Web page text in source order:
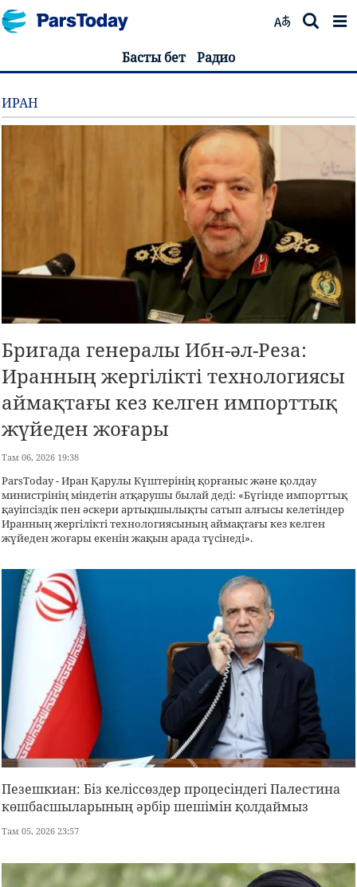
Басты бет Радио
ИРАН
Бригада генералы Ибн-әл-Реза:
Иранның жергілікті технологиясы
аймақтағы кез келген импорттық
жүйеден жоғары
Там 06, 2026 19:38
ParsToday - Иран Қарулы Күштерінің қорғаныс және қолдау
министрінің міндетін атқарушы былай деді: «Бүгінде импорттық
қауіпсіздік пен әскери артықшылықты сатып алғысы келетіндер
Иранның жергілікті технологиясының аймақтағы кез келген
жүйеден жоғары екенін жақын арада түсінеді».
Пезешкиан: Біз келіссөздер процесіндегі Палестина
көшбасшыларының әрбір шешімін қолдаймыз
Там 05, 2026 23:57